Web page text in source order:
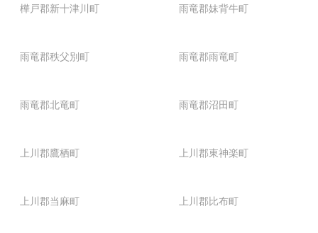
樺戸郡新十津川町 雨竜郡妹背牛町
雨竜郡秩父別町 雨竜郡雨竜町
雨竜郡北竜町 雨竜郡沼田町
上川郡鷹栖町 上川郡東神楽町
上川郡当麻町 上川郡比布町